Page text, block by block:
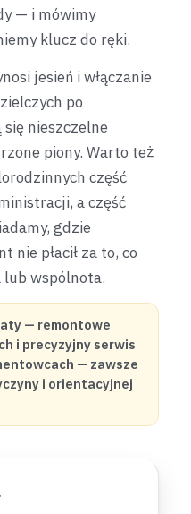
— i mówimy
klucz do ręki.
jesień i włączanie
po
nieszczelne
piony. Warto też
część
a część
gdzie
nie płacił za to, co
lub wspólnota.
— remontowe
i precyzyjny serwis
— zawsze
i orientacyjnej